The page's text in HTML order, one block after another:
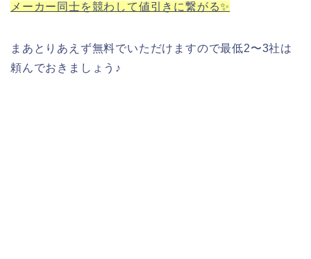
メーカー同士を競わして値引きに繋がる✨
まあとりあえず無料でいただけますので最低2〜3社は
頼んでおきましょう♪